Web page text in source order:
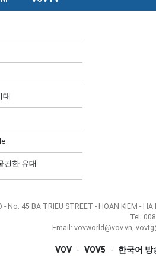
대
건한 유대
- No. 45 BA TRIEU STREET - HOAN KIEM - HA
Tel:
Email: vovworld@vov.vn,
VOV - VOV5 - 한국어 방